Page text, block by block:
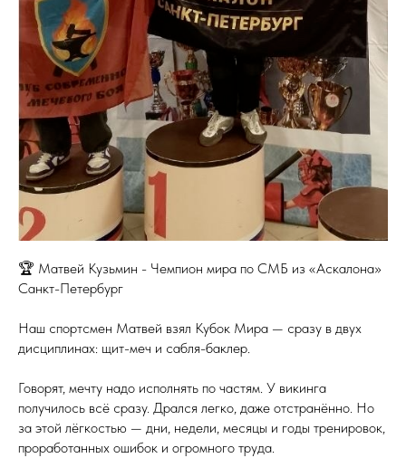
🏆 Матвей Кузьмин - Чемпион мира по СМБ из «Аскалона»
Санкт-Петербург
Наш спортсмен Матвей взял Кубок Мира — сразу в двух
дисциплинах: щит-меч и сабля-баклер.
Говорят, мечту надо исполнять по частям. У викинга
получилось всё сразу. Дрался легко, даже отстранённо. Но
за этой лёгкостью — дни, недели, месяцы и годы тренировок,
проработанных ошибок и огромного труда.